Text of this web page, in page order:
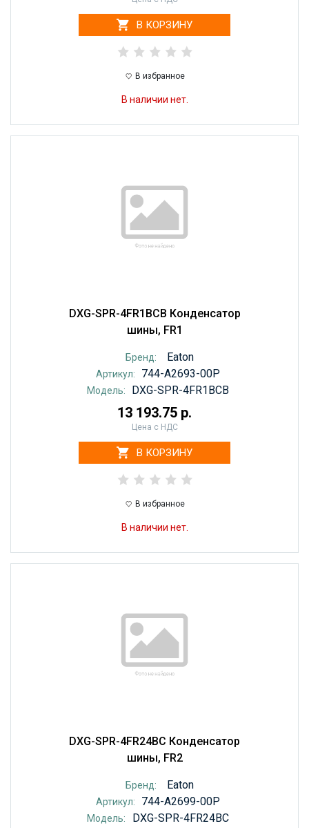
В КОРЗИНУ
В избранное
В наличии нет.
DXG-SPR-4FR1BCB Конденсатор
шины, FR1
Бренд: Eaton
Артикул: 744-A2693-00P
Модель: DXG-SPR-4FR1BCB
13 193.75 р.
Цена с НДС
В КОРЗИНУ
В избранное
В наличии нет.
DXG-SPR-4FR24BC Конденсатор
шины, FR2
Бренд: Eaton
Артикул: 744-A2699-00P
Модель: DXG-SPR-4FR24BC